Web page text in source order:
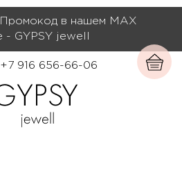
Промокод в нашем МАХ
- GYPSY jewell
+7 916 656-66-06